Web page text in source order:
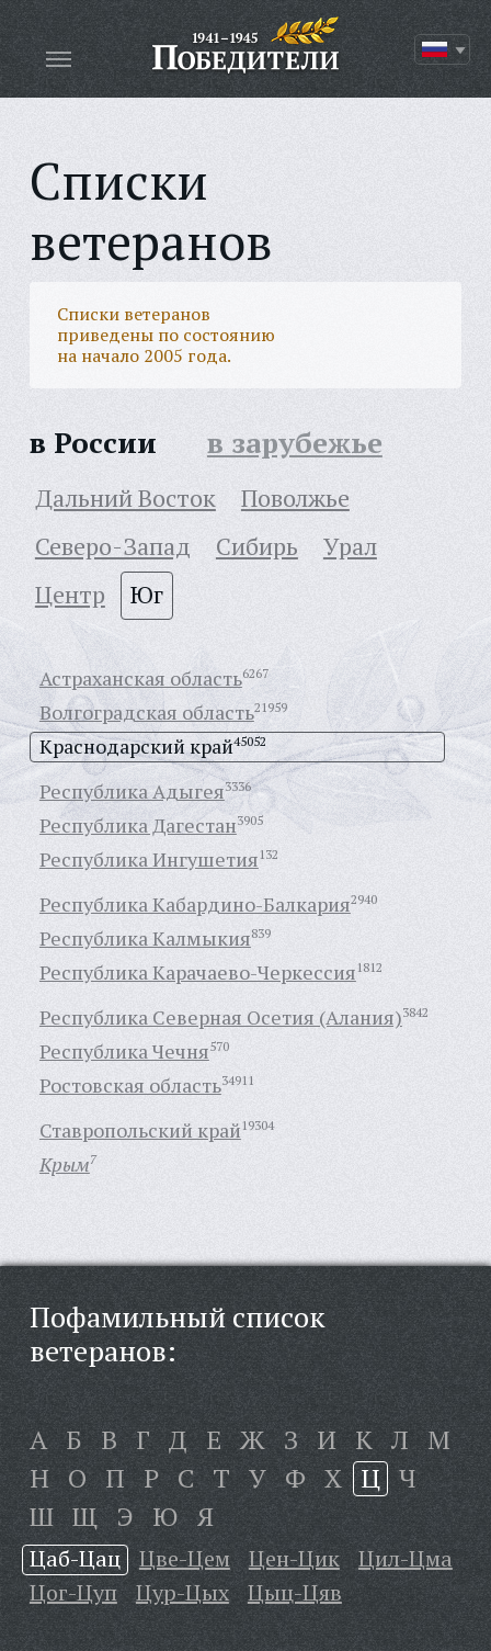
Списки
ветеранов
Списки ветеранов
приведены по состоянию
на начало 2005 года.
в России в зарубежье
Дальний Восток
Поволжье
Северо-Запад
Сибирь
Урал
Центр
Юг
Астраханская область6267
Волгоградская область21959
Краснодарский край45052
Республика Адыгея3336
Республика Дагестан3905
Республика Ингушетия132
Республика Кабардино-Балкария2940
Республика Калмыкия839
Республика Карачаево-Черкессия1812
Республика Северная Осетия (Алания)3842
Республика Чечня570
Ростовская область34911
Ставропольский край19304
Крым7
Пофамильный список
ветеранов:
А Б В Г Д Е Ж З И К Л М
Н О П Р С Т У Ф Х Ц Ч
Ш Щ Э Ю Я
Цаб-Цац Цве-Цем Цен-Цик
Цил-Цма
Цог-Цуп
Цур-Цых Цыц-Цяв